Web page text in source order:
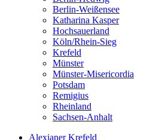
Berlin-Weißensee
Katharina Kasper
Hochsauerland
Köln/Rhein-Sieg
Krefeld
Münster
Münster-Misericordia
Potsdam
Remigius
Rheinland
Sachsen-Anhalt
Alexianer Krefeld